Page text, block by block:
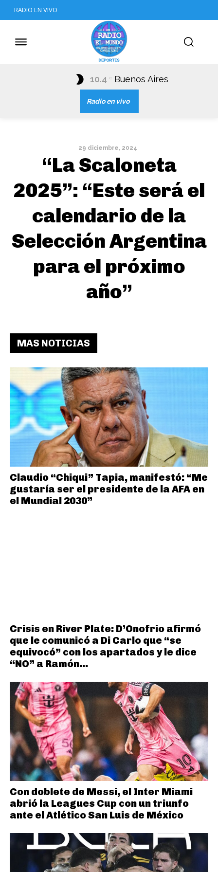
RADIO EN VIVO
10.4 C Buenos Aires
Radio en vivo
29 diciembre, 2024
“La Scaloneta
2025”: “Este será el
calendario de la
Selección Argentina
para el próximo
año”
MAS NOTICIAS
Claudio “Chiqui” Tapia, manifestó: “Me
gustaría ser el presidente de la AFA en
el Mundial 2030”
Crisis en River Plate: D’Onofrio afirmó
que le comunicó a Di Carlo que “se
equivocó” con los apartados y le dice
“NO” a Ramón...
Con doblete de Messi, el Inter Miami
abrió la Leagues Cup con un triunfo
ante el Atlético San Luis de México